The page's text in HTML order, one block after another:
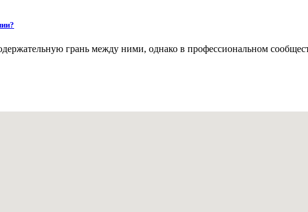
грань между ними, однако в профессиональном